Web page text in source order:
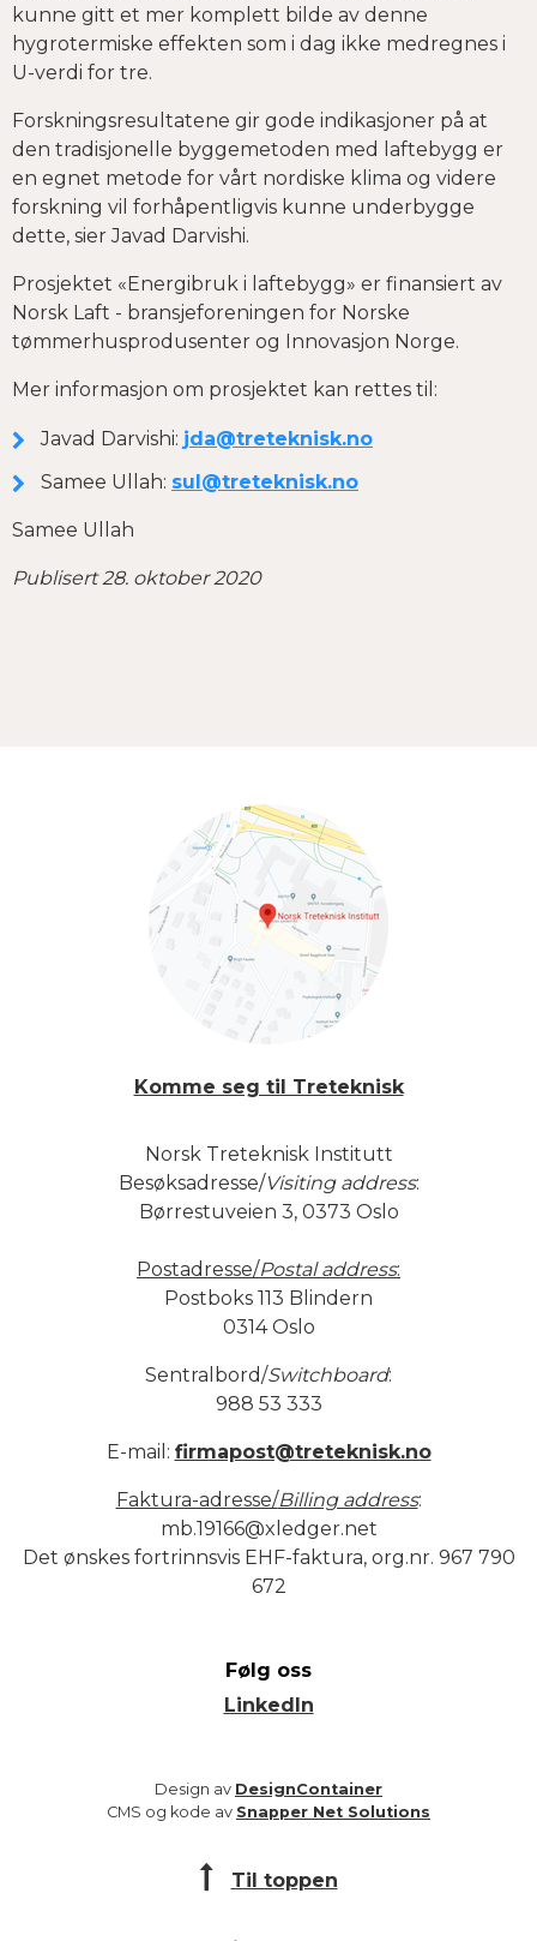
kunne gitt et mer komplett bilde av denne
hygrotermiske effekten som i dag ikke medregnes i
U-verdi for tre.
Forskningsresultatene gir gode indikasjoner på at
den tradisjonelle byggemetoden med laftebygg er
en egnet metode for vårt nordiske klima og videre
forskning vil forhåpentligvis kunne underbygge
dette, sier Javad Darvishi.
Prosjektet «Energibruk i laftebygg» er finansiert av
Norsk Laft - bransjeforeningen for Norske
tømmerhusprodusenter og Innovasjon Norge.
Mer informasjon om prosjektet kan rettes til:
Javad Darvishi: jda@treteknisk.no
Samee Ullah: sul@treteknisk.no
Samee Ullah
Publisert 28. oktober 2020
Komme seg til Treteknisk
Norsk Treteknisk Institutt
Besøksadresse/Visiting address:
Børrestuveien 3, 0373 Oslo
Postadresse/Postal address:
Postboks 113 Blindern
0314 Oslo
Sentralbord/Switchboard:
988 53 333
E-mail: firmapost@treteknisk.no
Faktura-adresse/Billing address:
mb.19166@xledger.net
Det ønskes fortrinnsvis EHF-faktura, org.nr. 967 790
672
Følg oss
LinkedIn
Design av DesignContainer
CMS og kode av Snapper Net Solutions
Til toppen